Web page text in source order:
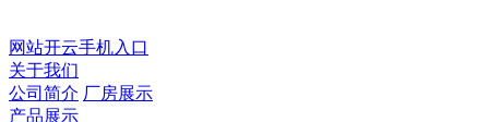
网站开云手机入口
关于我们
公司简介 厂房展示
产品展示